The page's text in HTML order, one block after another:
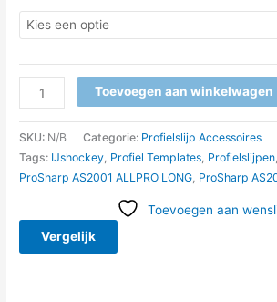
Toevoegen aan winkelwagen
SKU: N/B Categorie: Profielslijp Accessoires
Tags: IJshockey, Profiel Templates, Profielslijpen,
ProSharp AS2001 ALLPRO LONG, ProSharp
Toevoegen aan
Vergelijk